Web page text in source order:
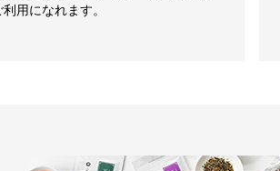
用になれます。